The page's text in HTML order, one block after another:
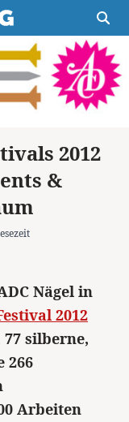
Werbung
2012
&
Nägel in
2012
silberne,
266
Arbeiten